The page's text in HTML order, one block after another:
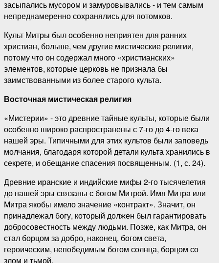
засыпались мусором и замуровывались - и тем самым
непреднамеренно сохранялись для потомков.
Культ Митры был особенно неприятен для ранних
христиан, больше, чем другие мистические религии,
потому что он содержал много «христианских»
элементов, которые церковь не признала бы
заимствованными из более старого культа.
Восточная мистическая религия
«Мистерии» - это древние тайные культы, которые были
особенно широко распространены с 7-го до 4-го века
нашей эры. Типичными для этих культов были заповедь
молчания, благодаря которой детали культа хранились в
секрете, и обещание спасения посвященным. (1, с. 24).
Древние иранские и индийские мифы 2-го тысячелетия
до нашей эры связаны с богом Митрой. Имя Митра или
Митра якобы имело значение «контракт». Значит, он
принадлежал богу, который должен был гарантировать
добросовестность между людьми. Позже, как Митра, он
стал борцом за добро, наконец, богом света,
героическим, непобедимым богом солнца, борцом со
злом и тьмой.